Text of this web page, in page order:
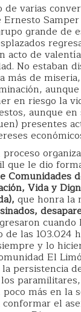
de varias
grande de
acto de
No estaban
más de
en riesgo la
aunque
presentes
que le dio
Comunidades
Vida y
que honra la
las 103.024
y lo
El
persistencia
más en la
conformar el